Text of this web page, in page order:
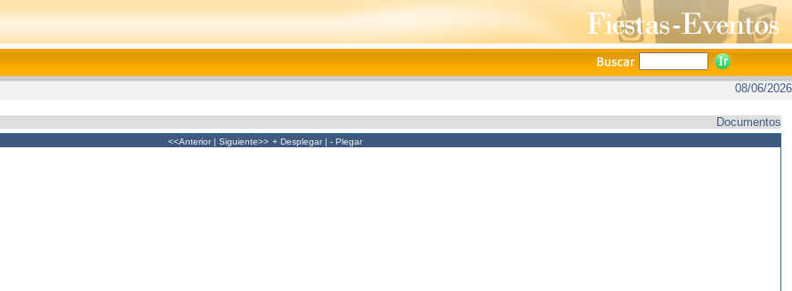
08/06/2026
Documentos
<<Anterior| Siguiente>> + Desplegar| - Plegar